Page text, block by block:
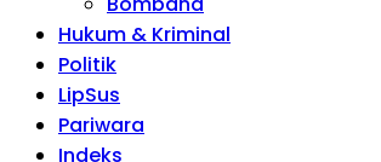
Hukum & Kriminal
Politik
LipSus
Pariwara
Indeks